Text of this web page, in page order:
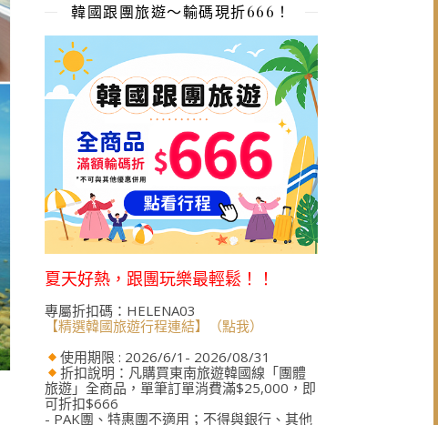
韓國跟團旅遊～輸碼現折666！
夏天好熱，跟團玩樂最輕鬆！！
專屬折扣碼：HELENA03
【精選韓國旅遊行程連結】（點我）
使用期限 : 2026/6/1- 2026/08/31
折扣說明：凡購買東南旅遊韓國線「團體
旅遊」全商品，單筆訂單消費滿$25,000，即
可折扣$666
- PAK團、特惠團不適用；不得與銀行、其他